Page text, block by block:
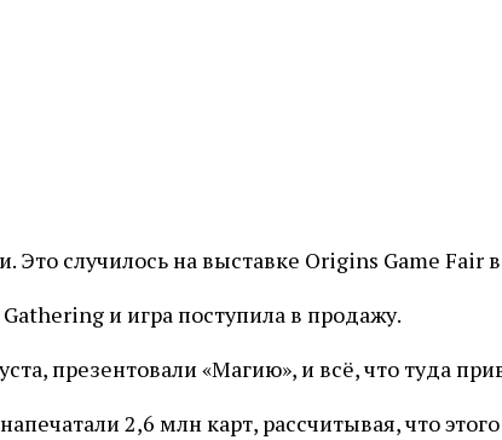
случилось на выставке Origins Game Fair в
и игра поступила в продажу.
презентовали «Магию», и всё, что туда
2,6 млн карт, рассчитывая, что